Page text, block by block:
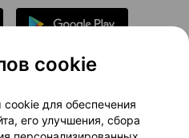
Новости проекта
Медицинский маркетинг
cookie
для обеспечения
его улучшения, сбора